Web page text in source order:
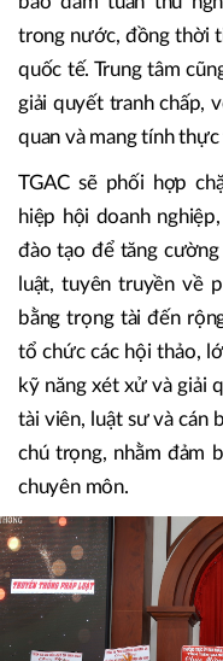
trong nước, đồng thời
quốc tế. Trung tâm
giải quyết tranh chấp,
quan và mang tính thực
TGAC sẽ phối hợp
hiệp hội doanh
đào tạo để tăng
luật, tuyên truyền về
bằng trọng tài đến
tổ chức các hội thảo,
kỹ năng xét xử và giải
tài viên, luật sư và cán
chú trọng, nhằm đảm
chuyên môn.